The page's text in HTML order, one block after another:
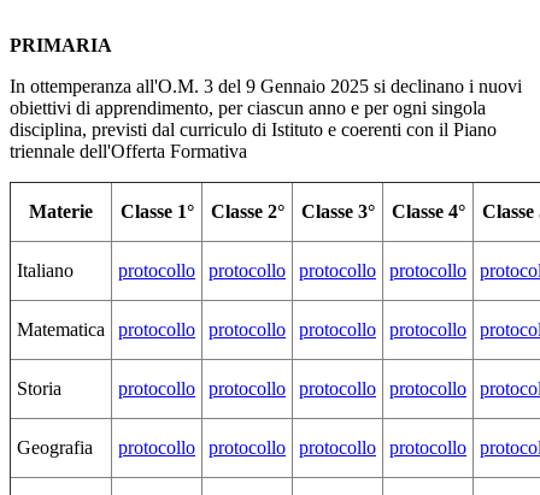
PRIMARIA
In ottemperanza all'O.M. 3 del 9 Gennaio 2025 si declinano i nuovi
obiettivi di apprendimento, per ciascun anno e per ogni singola
disciplina, previsti dal curriculo di Istituto e coerenti con il Piano
triennale dell'Offerta Formativa
Materie Classe 1° Classe 2° Classe 3° Classe 4° Classe
Italiano protocollo protocollo protocollo protocollo
Matematica protocollo protocollo protocollo protocollo
Storia protocollo protocollo protocollo protocollo
Geografia protocollo protocollo protocollo protocollo